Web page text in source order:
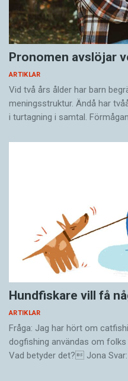
Pronomen avslöjar
ARTIKLAR
Vid två års ålder har barn
meningsstruktur. Ändå har
i turtagning i samtal.
Hundfiskare vill få
ARTIKLAR
Fråga: Jag har hört om
dogfishing användas om
Vad betyder det? Jona